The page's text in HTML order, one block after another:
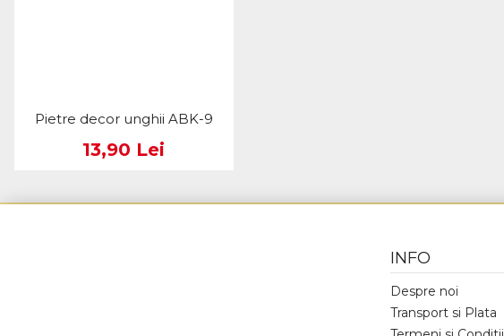
Pietre decor unghii ABK-9
13,90 Lei
INFO
Despre noi
Transport si Plata